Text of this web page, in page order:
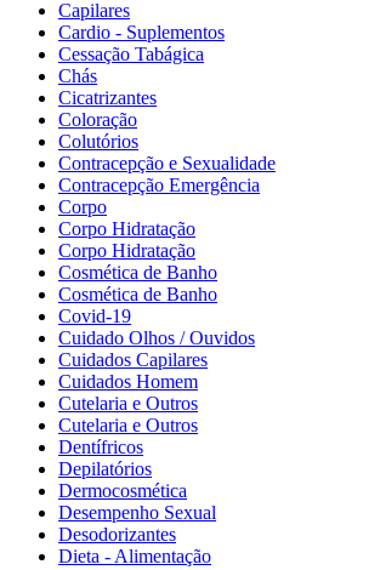
Capilares
Cardio - Suplementos
Cessação Tabágica
Chás
Cicatrizantes
Coloração
Colutórios
Contracepção e Sexualidade
Contracepção Emergência
Corpo
Corpo Hidratação
Corpo Hidratação
Cosmética de Banho
Cosmética de Banho
Covid-19
Cuidado Olhos / Ouvidos
Cuidados Capilares
Cuidados Homem
Cutelaria e Outros
Cutelaria e Outros
Dentífricos
Depilatórios
Dermocosmética
Desempenho Sexual
Desodorizantes
Dieta - Alimentação